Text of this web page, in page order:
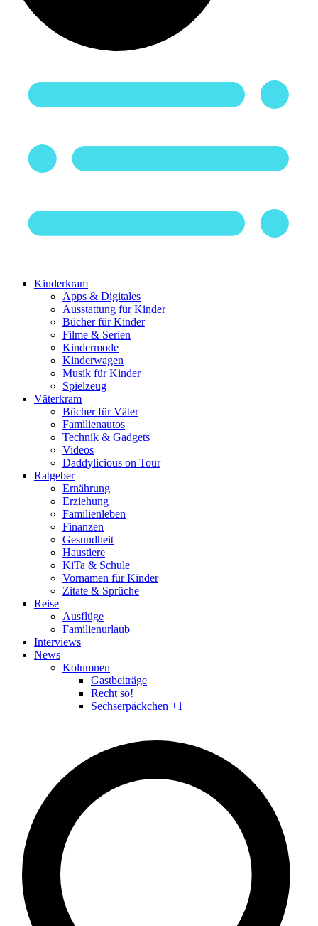
Kinderkram
Apps & Digitales
Ausstattung für Kinder
Bücher für Kinder
Filme & Serien
Kindermode
Kinderwagen
Musik für Kinder
Spielzeug
Väterkram
Bücher für Väter
Familienautos
Technik & Gadgets
Videos
Daddylicious on Tour
Ratgeber
Ernährung
Erziehung
Familienleben
Finanzen
Gesundheit
Haustiere
KiTa & Schule
Vornamen für Kinder
Zitate & Sprüche
Reise
Ausflüge
Familienurlaub
Interviews
News
Kolumnen
Gastbeiträge
Recht so!
Sechserpäckchen +1